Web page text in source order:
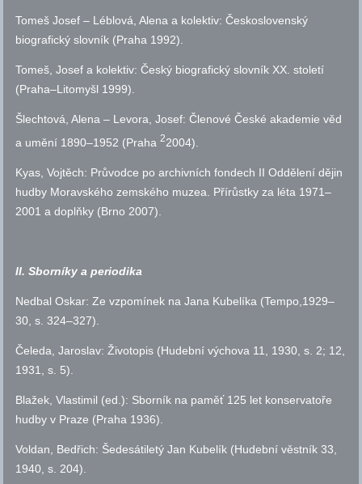
Tomeš Josef – Léblová, Alena a kolektiv: Československý
biografický slovník (Praha 1992).
Tomeš, Josef a kolektiv: Český biografický slovník XX. století
(Praha–Litomyšl 1999).
Šlechtová, Alena – Levora, Josef: Členové České akademie věd
a umění 1890–1952 (Praha22004).
Kyas, Vojtěch: Průvodce po archivních fondech II Oddělení dějin
hudby Moravského zemského muzea. Přírůstky za léta 1971–
2001 a doplňky (Brno 2007).
II. Sborníky a periodika
Nedbal Oskar: Ze vzpomínek na Jana Kubelíka (Tempo,1929–
30, s. 324–327).
Čeleda, Jaroslav: Životopis (Hudební výchova 11, 1930, s. 2; 12,
1931,
s. 5).
Blažek, Vlastimil (ed.): Sborník na paměť 125 let konservatoře
hudby v Praze (Praha 1936).
Voldan, Bedřich: Šedesátiletý Jan Kubelík (Hudební věstník 33,
1940, s. 204).